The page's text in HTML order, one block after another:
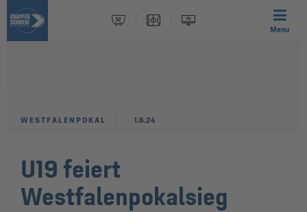
Menu
U19 feiert
Westfalenpokalsieg
WESTFALENPOKAL 1.6.24